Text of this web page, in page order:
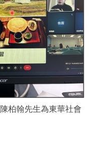
陳柏翰先生為東華社會